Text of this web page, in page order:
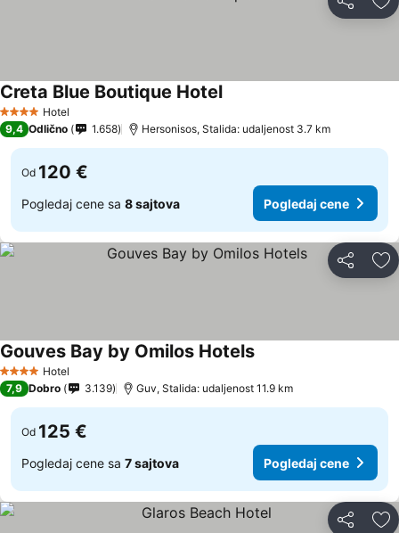
Deli
4 ZvezdiceHotel
Creta Blue Boutique Hotel
9,4 Odlično 1.658 Hersonisos, Stalida: udaljenost 3.7 km
Od 120 €
Pogledaj cene sa 8 sajtova Pogledaj cene
Deli
4 ZvezdiceHotel
Gouves Bay by Omilos Hotels
7,9 Dobro 3.139 Guv, Stalida: udaljenost 11.9 km
Od 125 €
Pogledaj cene sa 7 sajtova Pogledaj cene
Deli